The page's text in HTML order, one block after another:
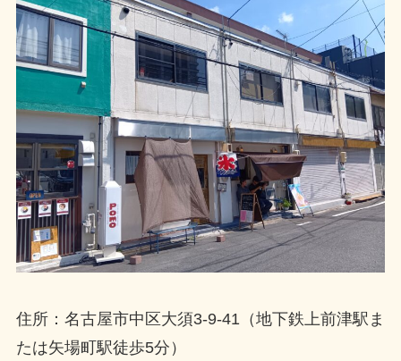
住所：名古屋市中区大須3-9-41（地下鉄上前津駅ま
たは矢場町駅徒歩5分）